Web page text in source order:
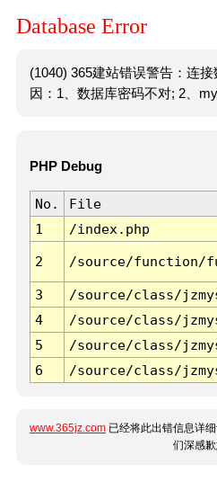
Database Error
(1040) 365建站错误警告：连
因：1、数据库密码不对; 2、
PHP Debug
No. File
1
/index.php
2 /source/function/
3 /source/class/
4
/source/class/
5
/source/class/
6
/source/class/
www.365jz.com 已经将此出错信息详
们深感